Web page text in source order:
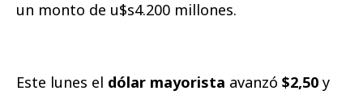
un monto de u$s4.200 millones.
Este lunes el dólar mayorista avanzó $2,50 y